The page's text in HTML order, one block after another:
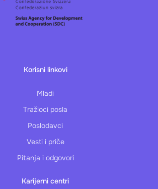
Korisni linkovi
Mladi
Tražioci posla
Poslodavci
Vesti i priče
Pitanja i odgovori
Karijerni centri